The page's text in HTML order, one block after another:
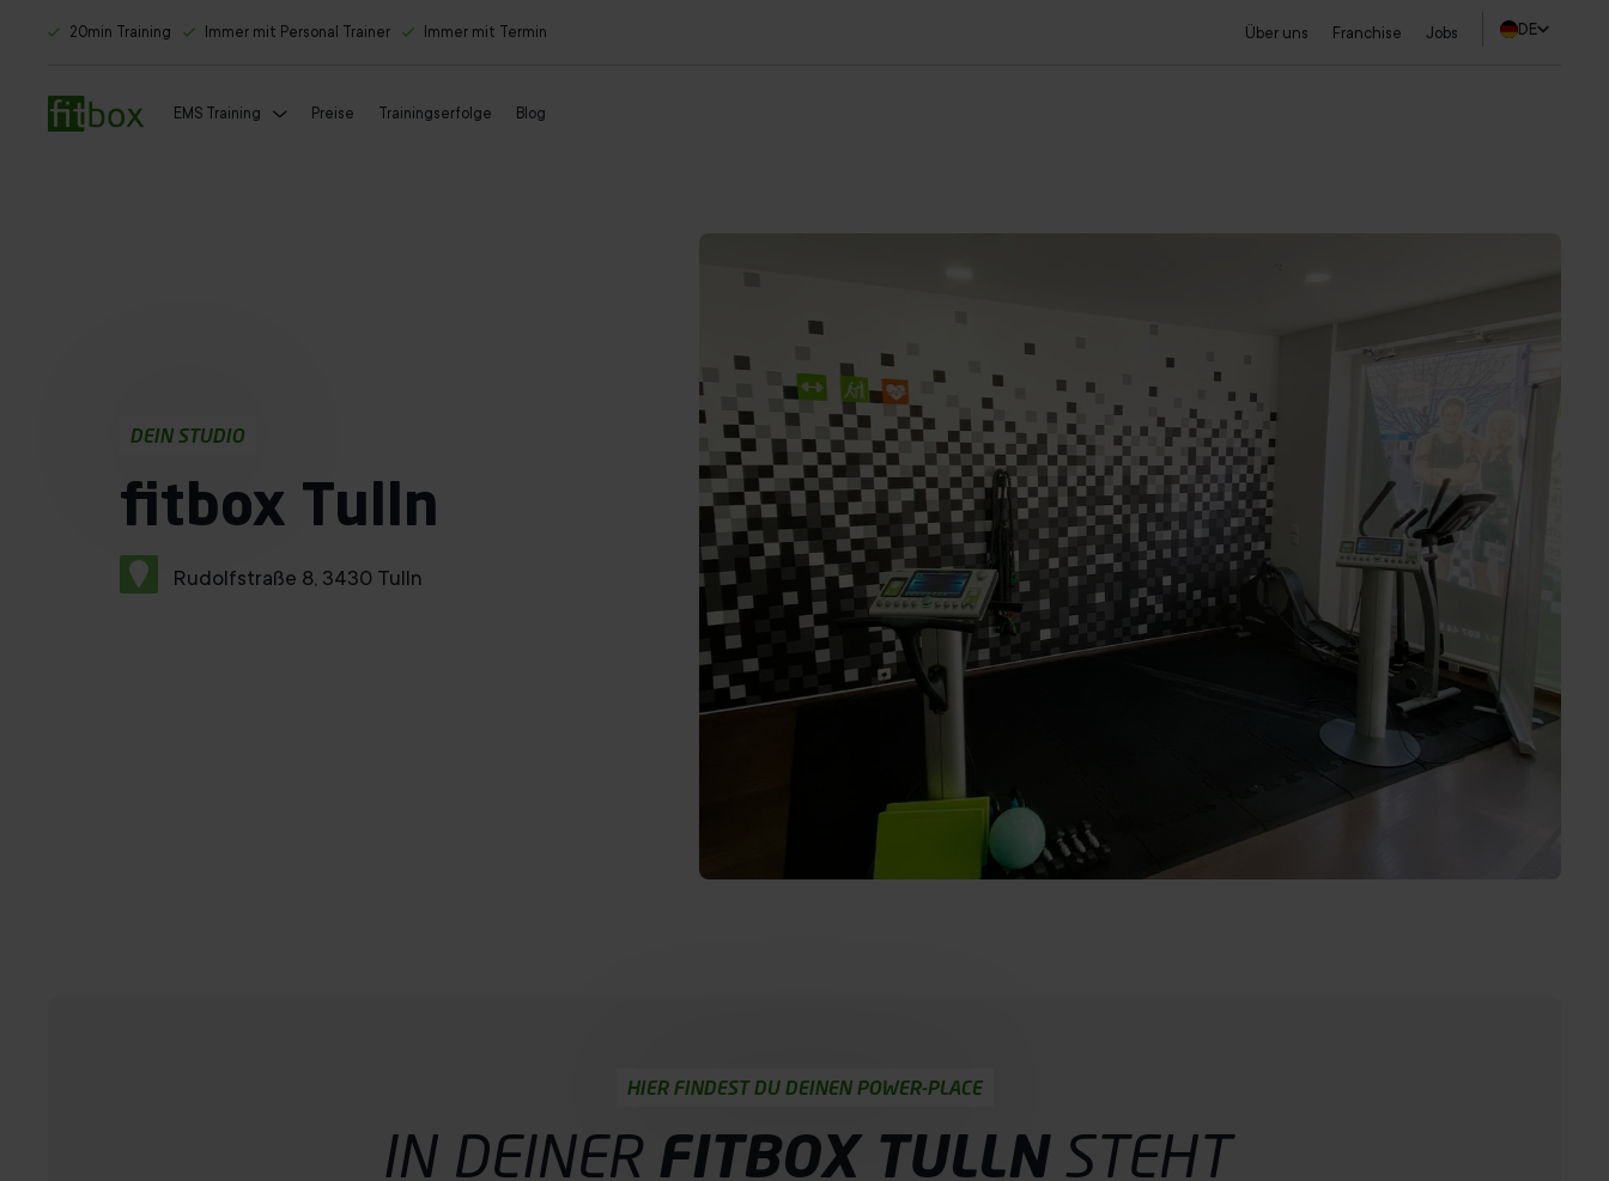
20min Training Immer mit Personal Trainer Immer mit Termin Über uns Franchise Jobs DE
EMS Training Preise Trainingserfolge Blog
DEIN STUDIO
fitbox Tulln
Rudolfstraße 8, 3430 Tulln
HIER FINDEST DU DEINEN POWER-PLACE
IN DEINER FITBOX TULLN STEHT